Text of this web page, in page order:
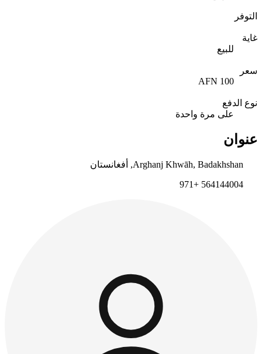
التوفر
غاية
للبيع
سعر
100 AFN
نوع الدفع
على مرة واحدة
عنوان
564144004 +971